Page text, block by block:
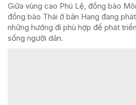
Giữa vùng cao Phú Lệ, đồng bào
đồng bào Thái ở bản Hang đang
những hướng đi phù hợp để phát
sống người dân.